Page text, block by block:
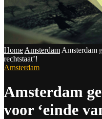
Home Amsterdam Amsterdam
rechtstaat’!
Amsterdam
Amsterdam
voor ‘einde